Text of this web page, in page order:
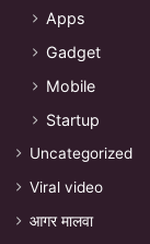
Apps
Gadget
Mobile
Startup
Uncategorized
Viral video
आगर मालवा